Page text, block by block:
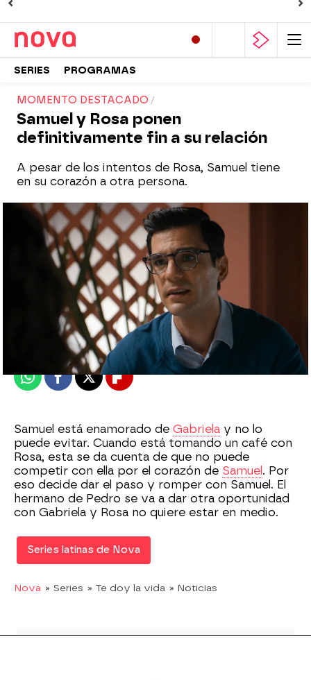
SERIES PROGRAMAS
MOMENTO DESTACADO
Samuel y Rosa ponen
definitivamente fin a su relación
A pesar de los intentos de Rosa, Samuel tiene
en su corazón a otra persona.
Madrid
Publicado:25 de enero de 2021, 20:01
WhatsappFacebook
X Flipboard
Samuel está enamorado de Gabriela y no lo
puede evitar. Cuando está tomando un café con
Rosa, esta se da cuenta de que no puede
competir con ella por el corazón de Samuel . Por
eso decide dar el paso y romper con Samuel. El
hermano de Pedro se va a dar otra oportunidad
con Gabriela y Rosa no quiere estar en medio.
Series latinas de Nova
Nova » Series » Te doy la vida » Noticias